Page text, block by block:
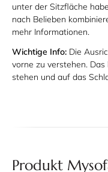
unter der Sitzfläche
nach Belieben
mehr Informationen.
Wichtige Info: Die
vorne zu verstehen.
stehen und auf das
Produkt